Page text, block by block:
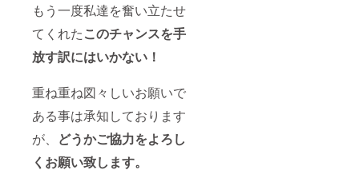
もう一度私達を奮い立たせ
てくれたこのチャンスを手
放す訳にはいかない！
重ね重ね図々しいお願いで
ある事は承知しております
が、 どうかご協力をよろし
くお願い致します。